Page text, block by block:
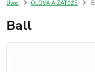
Úvod OLOVA A ZÁTĚŽE
Ball